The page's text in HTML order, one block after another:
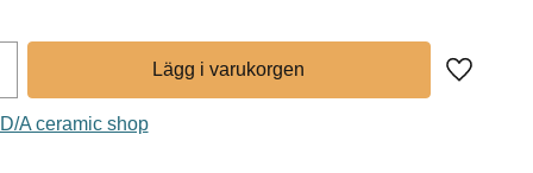
Lägg till
A ceramic shop